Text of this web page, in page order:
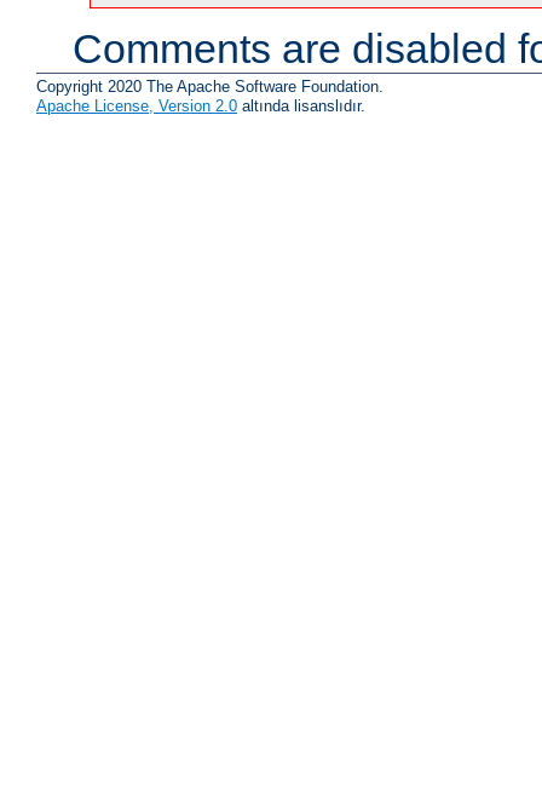
Comments are disabled
Copyright 2020 The Apache Software Foundation.
Apache License, Version 2.0 altında lisanslıdır.